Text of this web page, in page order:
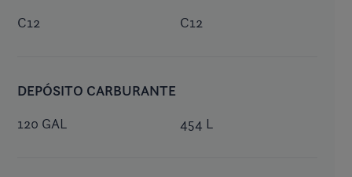
C12 C12
DEPÓSITO CARBURANTE
120 GAL 454 L